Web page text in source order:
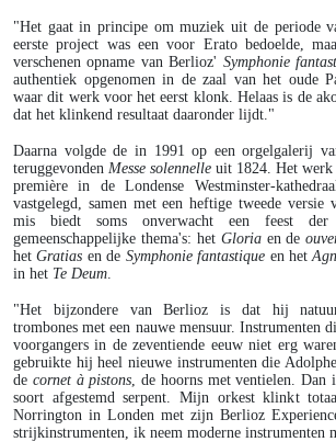
"Het gaat in principe om muziek uit de periode
eerste project was een voor Erato bedoelde,
verschenen opname van Berlioz' Symphonie
authentiek opgenomen in de zaal van het oude
waar dit werk voor het eerst klonk. Helaas is de
dat het klinkend resultaat daaronder lijdt."
Daarna volgde de in 1991 op een orgelgalerij
teruggevonden Messe solennelle uit 1824. Het werk
première in de Londense Westminster-
vastgelegd, samen met een heftige tweede versie
mis biedt soms onverwacht een feest der
gemeenschappelijke thema's: het Gloriaen de
hetGratias en de Symphonie fantastique en het
in het Te Deum.
"Het bijzondere van Berlioz is dat hij
trombones met een nauwe mensuur. Instrumenten
voorgangers in de zeventiende eeuw niet erg
gebruikte hij heel nieuwe instrumenten die
de cornet à pistons, de hoorns met ventielen. Dan
soort afgestemd serpent. Mijn orkest klinkt
Norrington in Londen met zijn Berlioz
strijkinstrumenten, ik neem moderne instrumenten